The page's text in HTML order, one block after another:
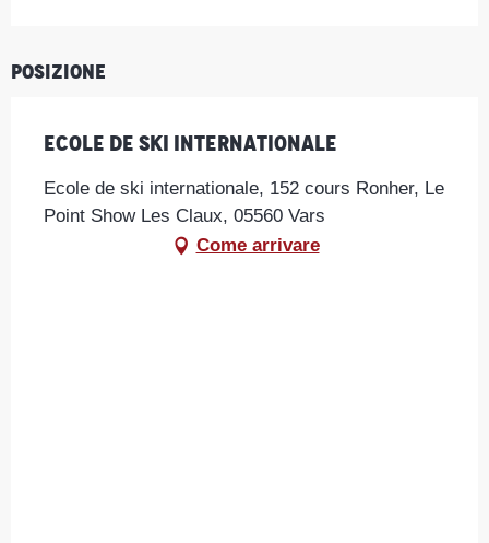
Posizione
Ecole de ski internationale
Ecole de ski internationale, 152 cours Ronher, Le
Point Show Les Claux, 05560 Vars
Come arrivare